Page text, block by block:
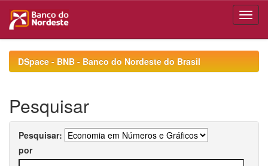
navigationDSpace - BNB - Banco do Nordeste do Brasil
Pesquisar
Pesquisar:
por